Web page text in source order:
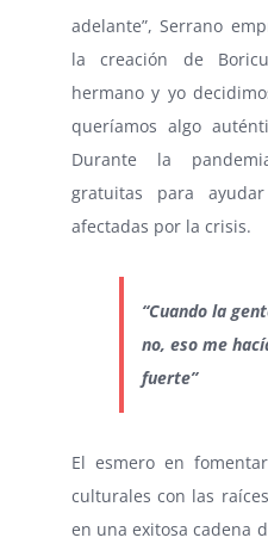
adelante”, Serrano
la creación de
hermano y yo
queríamos algo
Durante la
gratuitas para
afectadas por la crisis.
“Cuando la
no, eso me
fuerte”
El esmero en
culturales con las
en una exitosa cadena